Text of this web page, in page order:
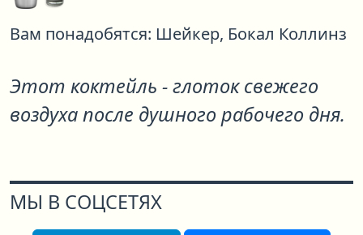
Вам понадобятся: Шейкер, Бокал Коллинз
Этот коктейль - глоток свежего
воздуха после душного рабочего дня.
МЫ В СОЦСЕТЯХ